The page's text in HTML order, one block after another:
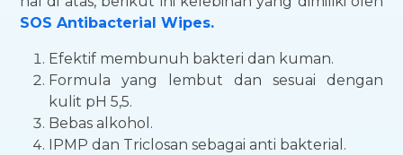
SOS Antibacterial Wipes.
Efektif membunuh bakteri dan kuman.
Formula yang lembut dan sesuai dengan
kulit pH 5,5.
Bebas alkohol.
IPMP dan Triclosan sebagai anti bakterial.